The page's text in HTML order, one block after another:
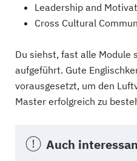
Leadership and
Cross Cultural
Du siehst, fast alle Module
aufgeführt. Gute
vorausgesetzt, um den
Master erfolgreich zu
Auch